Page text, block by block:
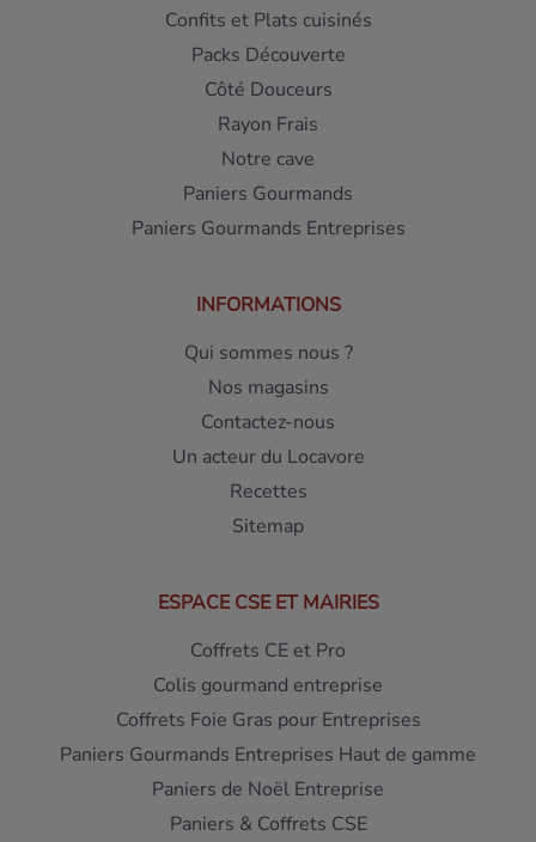
Confits et Plats cuisinés
Packs Découverte
Côté Douceurs
Rayon Frais
Notre cave
Paniers Gourmands
Paniers Gourmands Entreprises
INFORMATIONS
Qui sommes nous ?
Nos magasins
Contactez-nous
Un acteur du Locavore
Recettes
Sitemap
ESPACE CSE ET MAIRIES
Coffrets CE et Pro
Colis gourmand entreprise
Coffrets Foie Gras pour Entreprises
Paniers Gourmands Entreprises Haut de gamme
Paniers de Noël Entreprise
Paniers & Coffrets CSE